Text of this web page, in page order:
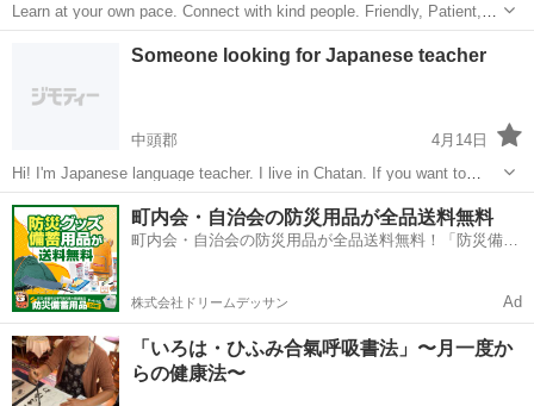
Learn at your own pace. Connect with kind people. Friendly, Patient,
Fluent in English and Here to support you....
Someone looking for Japanese teacher
中頭郡
4月14日
Hi! I'm Japanese language teacher. I live in Chatan. If you want to
learn Japanese, feel free to send me a m...
沖縄 中頭郡 その他
町内会・自治会の防災用品が全品送料無料
町内会・自治会の防災用品が全品送料無料！「防災備蓄
株式会社ドリームデッサン Ad
「いろは・ひふみ合氣呼吸書法」〜月一度か
らの健康法〜